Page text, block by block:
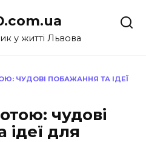
у житті Львова
ЧУДОВІ ПОБАЖАННЯ ТА ІДЕЇ
чудові
ідеї для